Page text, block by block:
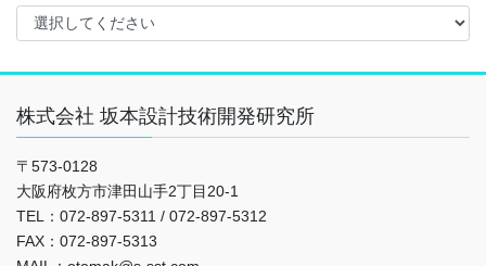
株式会社 坂本設計技術開発研究所
〒573-0128
大阪府枚方市津田山手2丁目20-1
TEL：072-897-5311 / 072-897-5312
FAX：072-897-5313